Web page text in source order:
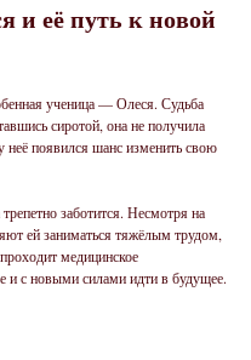
и её путь к новой
ученица — Олеся. Судьба
сиротой, она не получила
появился шанс изменить свою
заботится. Несмотря на
ей заниматься тяжёлым трудом,
медицинское
и с новыми силами идти в будущее.